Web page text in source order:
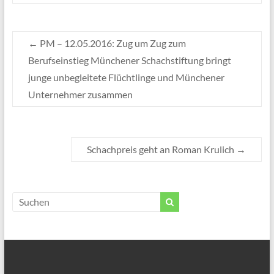
← PM – 12.05.2016: Zug um Zug zum
Berufseinstieg Münchener Schachstiftung bringt
junge unbegleitete Flüchtlinge und Münchener
Unternehmer zusammen
Schachpreis geht an Roman Krulich →